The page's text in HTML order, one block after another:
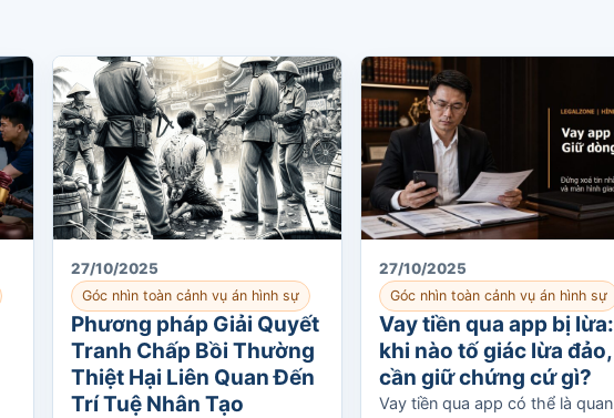
27/10/2025
Góc nhìn toàn cảnh vụ án hình sự
Phương pháp Giải Quyết
Tranh Chấp Bồi Thường
Thiệt Hại Liên Quan Đến
Trí Tuệ Nhân Tạo
27/10/2025
Góc nhìn toàn cảnh vụ án hình sự
Vay tiền qua app bị lừa:
khi nào tố giác lừa đảo,
cần giữ chứng cứ gì?
Vay tiền qua app có thể là quan